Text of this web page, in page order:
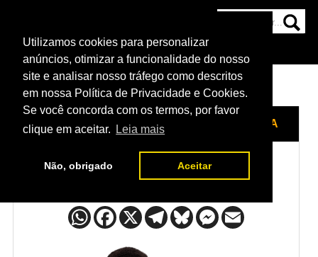
Utilizamos cookies para personalizar
anúncios, otimizar a funcionalidade do nosso
site e analisar nosso tráfego como descritos
em nossa Política de Privacidade e Cookies.
Se você concorda com os termos, por favor
clique em aceitar.
Leia mais
Não, obrigado Aceitar
NOTÍCIAS
HOME LUTADORES / RAFAEL CERQUEIRA
Rafael Cerqueira